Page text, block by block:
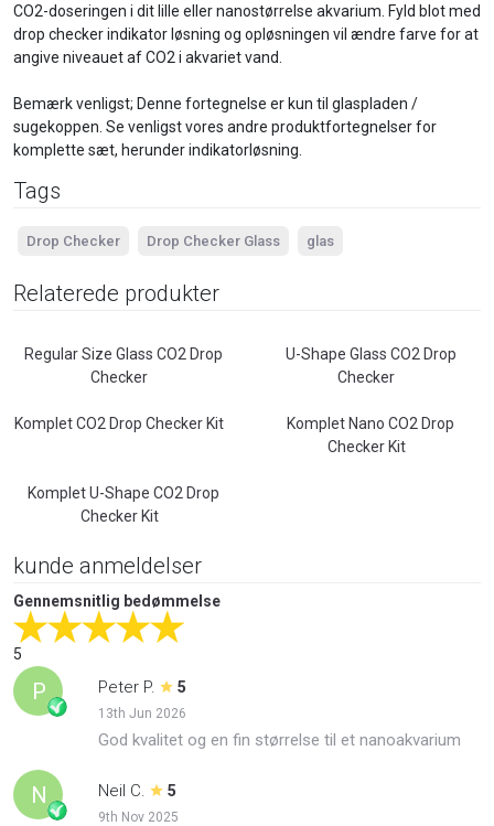
CO2-doseringen i dit lille eller nanostørrelse akvarium. Fyld blot med
drop checker indikator løsning og opløsningen vil ændre farve for at
angive niveauet af CO2 i akvariet vand.
Bemærk venligst; Denne fortegnelse er kun til glaspladen /
sugekoppen. Se venligst vores andre produktfortegnelser for
komplette sæt, herunder indikatorløsning.
kunde anmeldelser
Gennemsnitlig bedømmelse
5
P Peter P. 5
13th Jun 2026
God kvalitet og en fin størrelse til et nanoakvarium
N Neil C. 5
9th Nov 2025
Tags
Drop Checker Drop Checker Glass glas
Relaterede produkter
Regular Size Glass CO2 Drop
Checker
U-Shape Glass CO2 Drop
Checker
Komplet CO2 Drop Checker Kit
Komplet Nano CO2 Drop
Checker Kit
Komplet U-Shape CO2 Drop
Checker Kit